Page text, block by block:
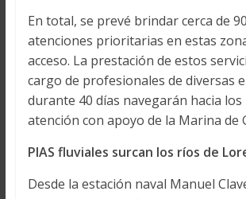
En total, se prevé brindar cerca de
atenciones prioritarias en estas
acceso. La prestación de estos
cargo de profesionales de diversas
durante 40 días navegarán hacia
atención con apoyo de la Marina de
PIAS fluviales surcan los ríos de
Desde la estación naval Manuel